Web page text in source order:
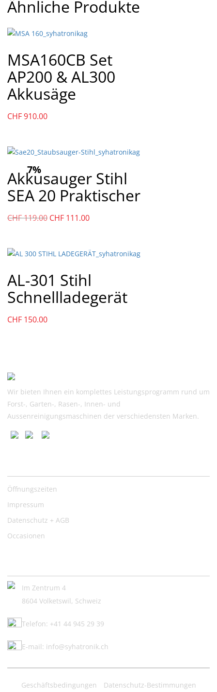
Ähnliche Produkte
MSA160CB Set
AP200 & AL300
Akkusäge
CHF910.00
7%
Akkusauger Stihl
SEA 20 Praktischer
CHF119.00 Ursprünglicher
CHF
CHF 111.00Aktueller
CHF
AL-301 Stihl
Schnellladegerät
CHF 150.00
Wir bieten Ihnen ein komplettes Leistungsprogramm rund um
Forst-, Garten-, Rasen-, Innen- und
Aussenreinigungsmaschinen der verschiedensten Marken.
Öffnungszeiten
Impressum
Datenschutz + AGB
Occasionen
Im Zentrum 4
8604 Volketswil, Schweiz
Telefon: +41 44 945 29 39
E-mail: info@syhatronik.ch
Geschäftsbedingungen Datenschutz-Bestimmungen